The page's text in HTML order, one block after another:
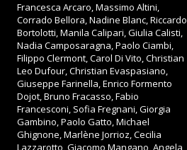
Francesca Arcaro, Massimo Altini,
Corrado Bellora, Nadine Blanc, Riccardo
Bortolotti, Manila Calipari, Giulia Calisti,
Nadia Camposaragna, Paolo Ciambi,
Filippo Clermont, Carol Di Vito, Christian
Leo Dufour, Christian Evaspasiano,
Giuseppe Farinella, Enrico Formento
Dojot, Bruno Fracasso, Fabio
Francesconi, Sofia Fregnani, Giorgia
Gambino, Paolo Gatto, Michael
Ghignone, Marlène Jorrioz, Cecilia